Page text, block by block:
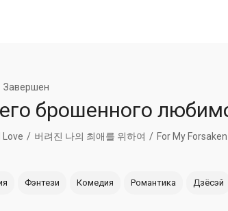
Завершен
брошенного
Love 버려진 나의 최애를 위하여 For My
Фэнтези Комедия Романтика Дзёсэй